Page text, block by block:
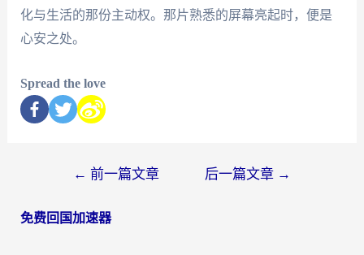
化与生活的那份主动权。那片熟悉的屏幕亮起时，便是
心安之处。
Spread the love
← 前一篇文章 后一篇文章 →
免费回国加速器